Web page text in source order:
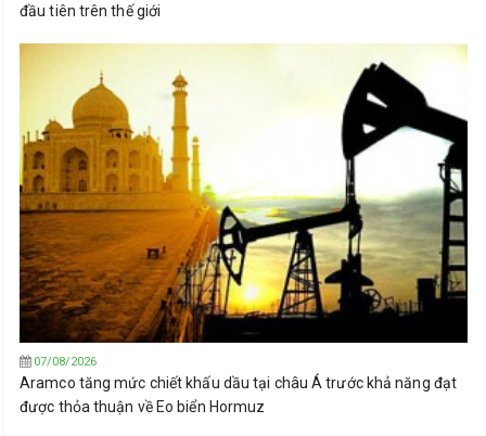
đầu tiên trên thế giới
07/08/2026
Aramco tăng mức chiết khấu dầu tại châu Á trước khả năng đạt
được thỏa thuận về Eo biển Hormuz